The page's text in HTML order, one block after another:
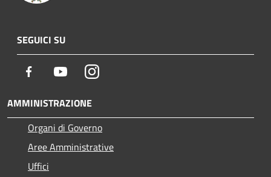
SEGUICI SU
Facebook YoutubeInstagram
AMMINISTRAZIONE
Organi di Governo
Aree Amministrative
Uffici